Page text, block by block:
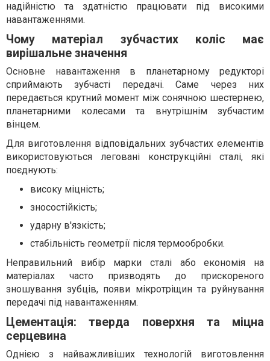
надійністю та здатністю працювати під високими
навантаженнями.
Чому матеріал зубчастих коліс має
вирішальне значення
Основне навантаження в планетарному редукторі
сприймають зубчасті передачі. Саме через них
передається крутний момент між сонячною шестернею,
планетарними колесами та внутрішнім зубчастим
вінцем.
Для виготовлення відповідальних зубчастих елементів
використовуються леговані конструкційні сталі, які
поєднують:
високу міцність;
зносостійкість;
ударну в'язкість;
стабільність геометрії після термообробки.
Неправильний вибір марки сталі або економія на
матеріалах часто призводять до прискореного
зношування зубців, появи мікротріщин та руйнування
передачі під навантаженням.
Цементація: тверда поверхня та міцна
серцевина
Однією з найважливіших технологій виготовлення